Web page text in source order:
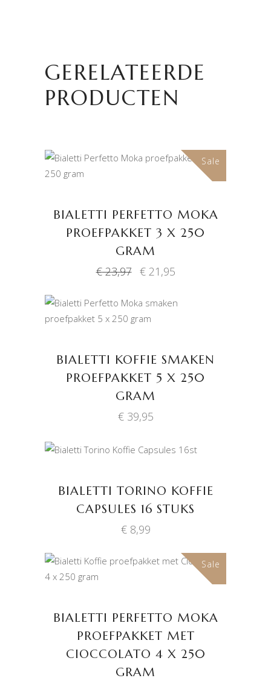
GERELATEERDE
PRODUCTEN
Sale
BIALETTI PERFETTO MOKA
PROEFPAKKET 3 X 250
GRAM
€23,97 Oorspronkelijke
€ 23,97.
€21,95Huidige
€ 21,95.
TOEVOEGEN AAN
WINKELWAGEN
BIALETTI KOFFIE SMAKEN
PROEFPAKKET 5 X 250
GRAM
€39,95
BIALETTI TORINO KOFFIE
CAPSULES 16 STUKS
€8,99
Sale
BIALETTI PERFETTO MOKA
PROEFPAKKET MET
CIOCCOLATO 4 X 250
GRAM